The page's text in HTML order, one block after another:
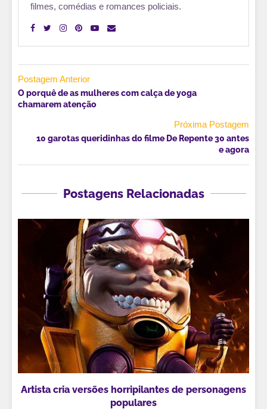
filmes, comédias e romances policiais.
Postagem Anterior
O porquê de as mulheres com calça de yoga
chamarem atenção
Próxima Postagem
10 garotas queridinhas do filme De Repente 30 antes
e agora
Postagens Relacionadas
Artista cria versões horripilantes de personagens
populares